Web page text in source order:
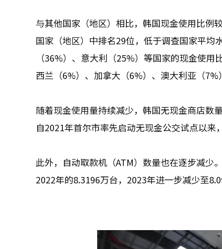
与其他国家（地区）相比，韩国现金使用比例
国家（地区）中排名29位，低于调查国家平
（36%）、意大利（25%）等国家的现金使
西兰（6%）、加拿大（6%）、澳大利亚（
随着现金使用量持续减少，韩国无现金商店数
自2021年首尔市率先启动无现金公交试点以
此外，自动取款机（ATM）数量也在逐步减少
2022年的8.3196万台，2023年进一步减少至